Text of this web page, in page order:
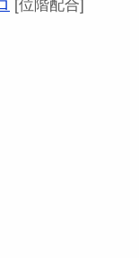
[位階配合]